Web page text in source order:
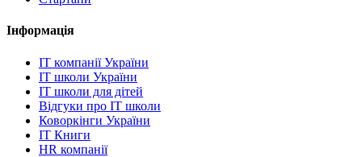
Інформація
IT компанії України
IT школи України
IT школи для дітей
Відгуки про IT школи
Коворкінги України
IT Книги
HR компанії